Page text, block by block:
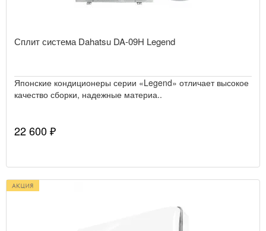
Сплит система Dahatsu DA-09H Legend
Японские кондиционеры серии «Legend» отличает высокое
качество сборки, надежные материа..
22 600 ₽